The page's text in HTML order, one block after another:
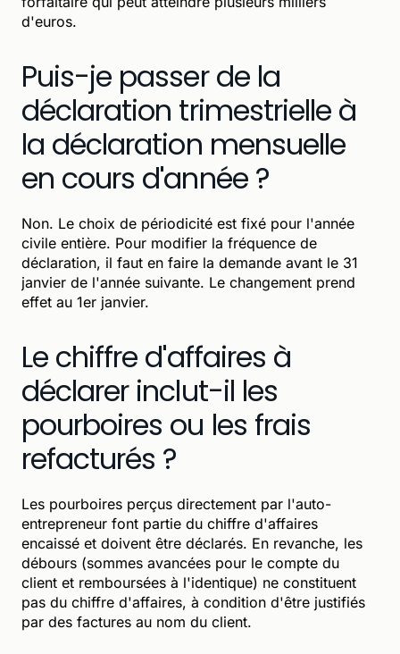
d'euros.
Puis-je passer de la
déclaration trimestrielle à
la déclaration mensuelle
en cours d'année ?
Non. Le choix de périodicité est fixé pour l'année
civile entière. Pour modifier la fréquence de
déclaration, il faut en faire la demande avant le 31
janvier de l'année suivante. Le changement prend
effet au 1er janvier.
Le chiffre d'affaires à
déclarer inclut-il les
pourboires ou les frais
refacturés ?
Les pourboires perçus directement par l'auto-
entrepreneur font partie du chiffre d'affaires
encaissé et doivent être déclarés. En revanche, les
débours (sommes avancées pour le compte du
client et remboursées à l'identique) ne constituent
pas du chiffre d'affaires, à condition d'être justifiés
par des factures au nom du client.